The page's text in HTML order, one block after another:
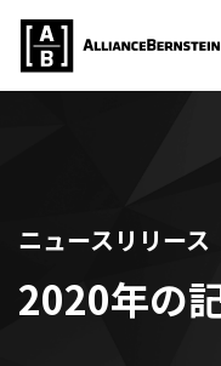
ニュースリリース
2020年の